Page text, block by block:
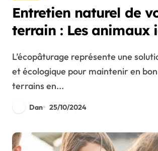
Entretien naturel de
terrain : Les animaux
L’écopâturage représente une solution naturelle
et écologique pour maintenir en
terrains en...
Dan 25/10/2024